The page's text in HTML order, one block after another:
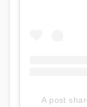
A post